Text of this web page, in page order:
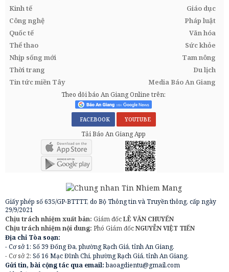
Kinh tế
Giáo dục
Công nghệ
Pháp luật
Quốc tế
Văn hóa
Thể thao
Sức khỏe
Nhịp sống mới
Tam nông
Thời trang
Du lịch
Tin tức miền Tây
Media Báo An Giang
Theo dõi báo An Giang Online trên:
FACEBOOK YOUTUBE
Tải Báo An Giang App
Giấy phép số 635/GP-BTTTT, do Bộ Thông tin và Truyền thông, cấp ngày
29/9/2021
Chịu trách nhiệm xuất bản: Giám đốcLÊ VĂN CHUYỂN
Chịu trách nhiệm nội dung: Phó Giám đốcNGUYỄN VIỆT TIẾN
Địa chỉ Tòa soạn:
- Cơ sở 1: Số 39 Đống Đa, phường Rạch Giá, tỉnh An Giang.
- Cơ sở 2: Số 16 Mạc Đĩnh Chi, phường Rạch Giá, tỉnh An Giang.
Gửi tin, bài cộng tác qua email:baoagdientu@gmail.com